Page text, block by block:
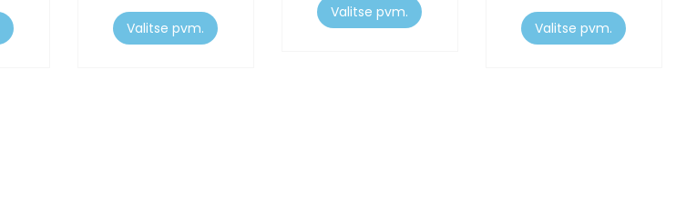
Valitse pvm.
Valitse pvm.
Valitse pvm.